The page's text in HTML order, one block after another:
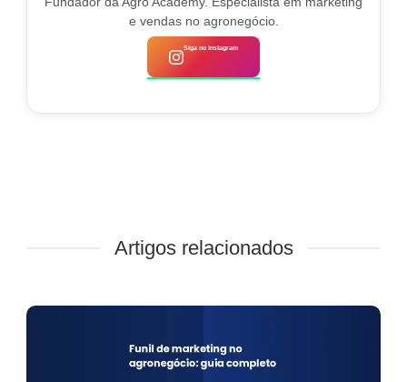
e vendas no agronegócio.
Siga no Instagram
Artigos relacionados